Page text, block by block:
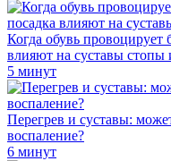
Когда обувь провоцирует
влияют на суставы стопы
5 минут
Перегрев и суставы:
воспаление?
6 минут